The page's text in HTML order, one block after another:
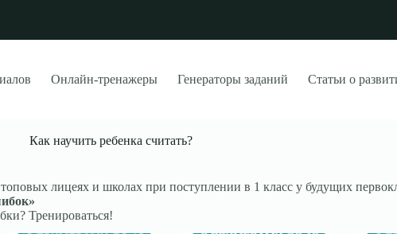
Онлайн-тренажеры Генераторы заданий Статьи о
Как научить ребенка считать?
лицеях и школах при поступлении в 1 класс у будущих
Тренироваться!